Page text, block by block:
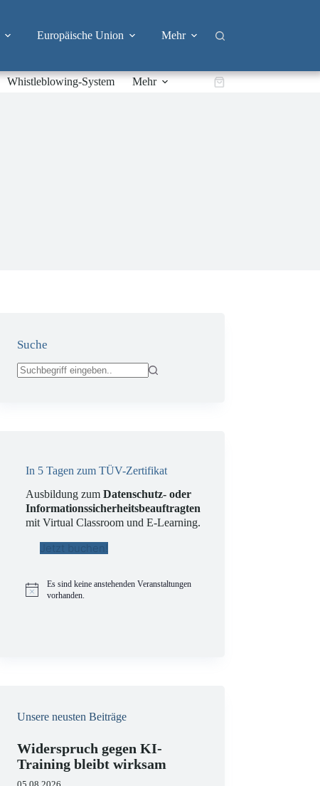
Europäische Union Mehr
Whistleblowing-System Mehr Warenkorb
Suche
In 5 Tagen zum TÜV-Zertifikat
Ausbildung zumDatenschutz- oder
Informationssicherheitsbeauftragten
mit Virtual Classroom und E-Learning.
Jetzt buchen!
H
Es sind keine anstehenden Veranstaltungen
vorhanden.
Unsere neusten Beiträge
Widerspruch gegen KI-
Training bleibt wirksam